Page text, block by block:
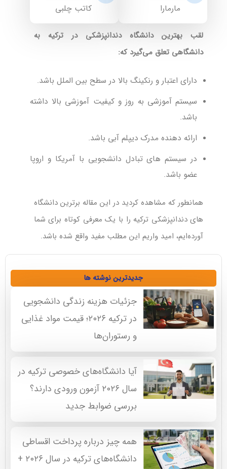
مارمارا
کاتب چلبی
لقب بهترین دانشگاه دندانپزشکی در ترکیه به
دانشگاهی تعلق می‌گیرد که:
دارای اعتبار و رنکینگ بالا در سطح بین الملل باشد.
سیستم آموزشی به روز و کیفیت آموزشی بالا داشته
باشد.
ارائه دهنده مدرک دیپلم آبی باشد.
در سیستم های تبادل دانشجویی با آمریکا و اروپا
عضو باشد.
همانطور که مشاهده کردید در این مقاله برترین دانشگاه
های دندانپزشکی ترکیه را با یک معرفی کوتاه برای شما
آورده‌ایم، امید واریم این مطلب مفید واقع شده باشد.
جدیدترین نوشته ها
جزئیات هزینه زندگی دانشجویی
در ترکیه ۲۰۲۶؛ قیمت مواد غذایی
و رستوران‌ها
آیا دانشگاه‌های خصوصی ترکیه در
سال ۲۰۲۶ آزمون ورودی دارند؟
بررسی ضوابط جدید
همه چیز درباره پرداخت اقساطی
دانشگاه‌های ترکیه در سال ۲۰۲۶ +